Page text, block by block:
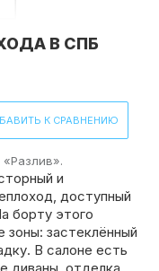
В СПБ
К СРАВНЕНИЮ
и
доступный
борту этого
застеклённый
В салоне есть